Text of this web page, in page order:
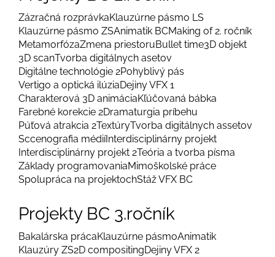
Zázračná rozprávkaKlauzúrne pásmo LS
Klauzúrne pásmo ZSAnimatik BCMaking of 2. ročník
MetamorfózaZmena priestoruBullet time3D objekt
3D scanTvorba digitálnych asetov
Digitálne technológie 2Pohyblivý pás
Vertigo a optická ilúziaDejiny VFX 1
Charakterová 3D animáciaKľúčovaná bábka
Farebné korekcie 2Dramaturgia príbehu
Púťová atrakcia 2TextúryTvorba digitálnych assetov
Sccenografia médiíInterdisciplinárny projekt
Interdisciplinárny projekt 2Teória a tvorba písma
Základy programovaniaMimoškolské práce
Spolupráca na projektochStáž VFX BC
Projekty BC 3.ročník
Bakalárska prácaKlauzúrne pásmoAnimatik
Klauzúry ZS2D compositingDejiny VFX 2